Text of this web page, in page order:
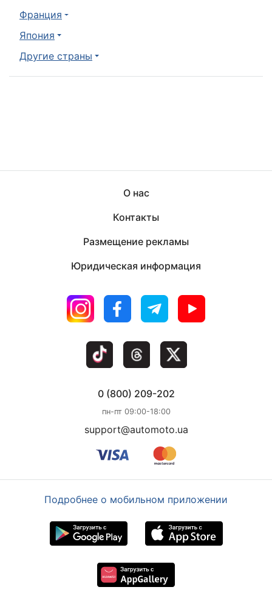
Франция
Япония
Другие страны
О нас
Контакты
Размещение рекламы
Юридическая информация
0 (800) 209-202
пн-пт 09:00-18:00
support@automoto.ua
Подробнее о мобильном приложении